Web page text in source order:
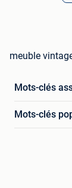
meuble
Mots-clés
Mots-clés